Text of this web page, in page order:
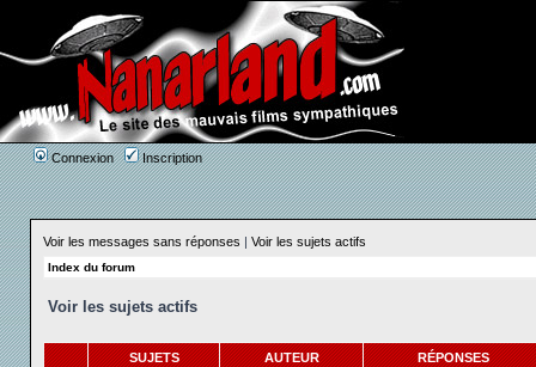
Connexion Inscription
Voir les messages sans réponses | Voir les sujets actifs
Index du forum
Voir les sujets actifs
SUJETS AUTEUR RÉPONSES